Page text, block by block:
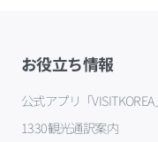
お役立ち情報
公式アプリ「VISITKOREA」
1330観光通訳案内